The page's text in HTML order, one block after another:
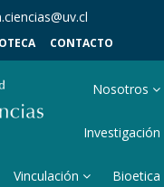
CONTACTO
Nosotros
Investigación
Vinculación Bioetica